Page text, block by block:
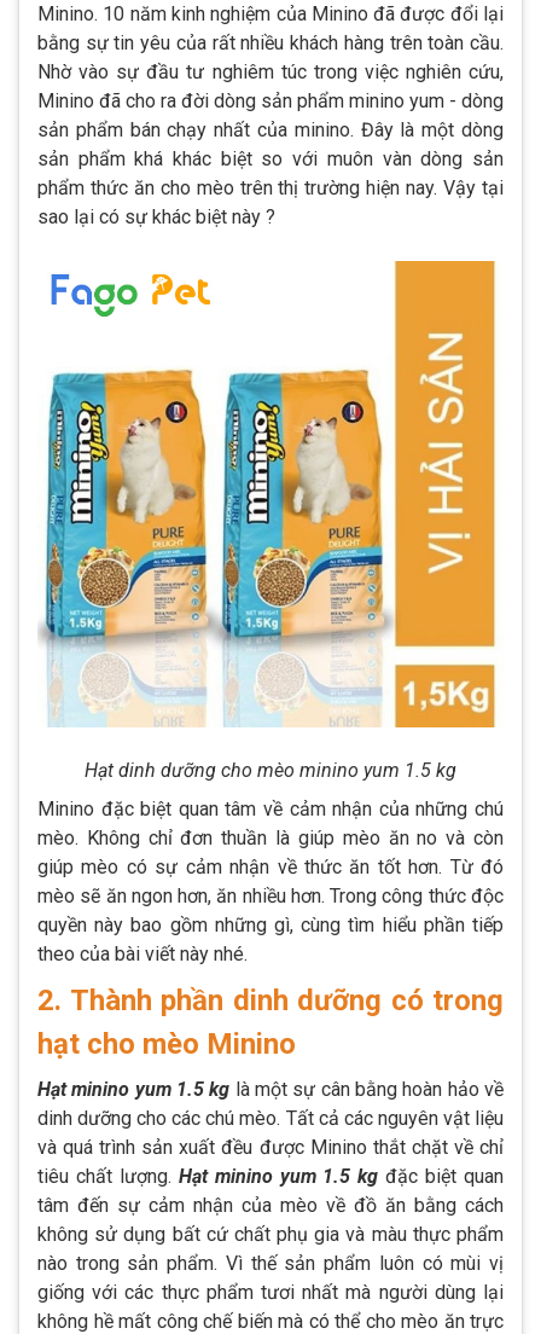
Minino. 10 năm kinh nghiệm của Minino đã được đổi lại
bằng sự tin yêu của rất nhiều khách hàng trên toàn cầu.
Nhờ vào sự đầu tư nghiêm túc trong việc nghiên cứu,
Minino đã cho ra đời dòng sản phẩm minino yum - dòng
sản phẩm bán chạy nhất của minino. Đây là một dòng
sản phẩm khá khác biệt so với muôn vàn dòng sản
phẩm thức ăn cho mèo trên thị trường hiện nay. Vậy tại
sao lại có sự khác biệt này ?
Hạt dinh dưỡng cho mèo minino yum 1.5 kg
Minino đặc biệt quan tâm về cảm nhận của những chú
mèo. Không chỉ đơn thuần là giúp mèo ăn no và còn
giúp mèo có sự cảm nhận về thức ăn tốt hơn. Từ đó
mèo sẽ ăn ngon hơn, ăn nhiều hơn. Trong công thức độc
quyền này bao gồm những gì, cùng tìm hiểu phần tiếp
theo của bài viết này nhé.
2. Thành phần dinh dưỡng có trong
hạt cho mèo Minino
Hạt minino yum 1.5 kg là một sự cân bằng hoàn hảo về
dinh dưỡng cho các chú mèo. Tất cả các nguyên vật liệu
và quá trình sản xuất đều được Minino thắt chặt về chỉ
tiêu chất lượng. Hạt minino yum 1.5 kg đặc biệt quan
tâm đến sự cảm nhận của mèo về đồ ăn bằng cách
không sử dụng bất cứ chất phụ gia và màu thực phẩm
nào trong sản phẩm. Vì thế sản phẩm luôn có mùi vị
giống với các thực phẩm tươi nhất mà người dùng lại
không hề mất công chế biến mà có thể cho mèo ăn trực